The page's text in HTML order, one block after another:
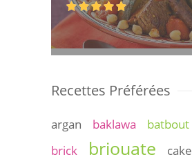
Recettes Préférées
argan baklawa batbout
brick
briouate
cake